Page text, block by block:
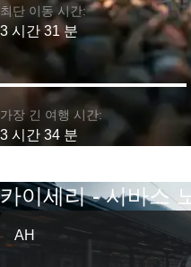
최단 이동 시간:
3 시간 31 분
가장 긴 여행 시간:
3 시간 34 분
카이세리 - 시바스
AH